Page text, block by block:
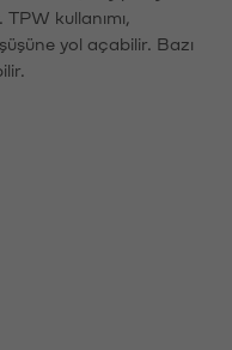
kullanımı,
yol açabilir. Bazı